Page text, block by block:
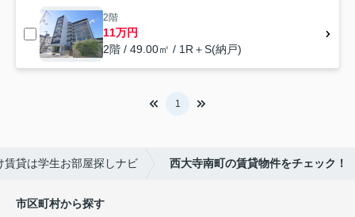
2階
11万円
2階 / 49.00㎡ / 1R＋S(納戸)
1
賃貸は学生お部屋探しナビ 西大寺南町の賃貸物件をチェック！
市区町村から探す